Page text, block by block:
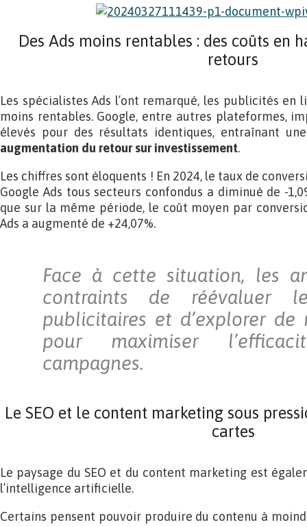
Des Ads moins rentables : des coûts en
retours
Les spécialistes Ads l’ont remarqué, les publicités en
moins rentables. Google, entre autres plateformes,
élevés pour des résultats identiques, entraînant
augmentation du retour sur investissement.
Les chiffres sont éloquents ! En 2024, le taux de
Google Ads tous secteurs confondus a diminué de -
que sur la même période, le coût moyen par
Ads a augmenté de +24,07%.
Face à cette situation, les
contraints de réévaluer
publicitaires et d’explorer de
pour maximiser
campagnes.
Le SEO et le content marketing sous
cartes
Le paysage du SEO et du content marketing est
l’intelligence artificielle.
Certains pensent pouvoir produire du contenu à